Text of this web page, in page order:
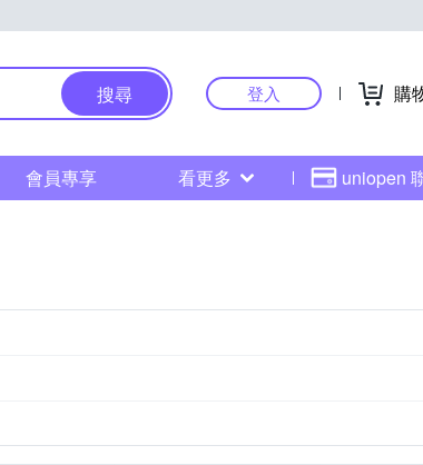
搜尋 登入 購
會員專享 看更多 uniopen